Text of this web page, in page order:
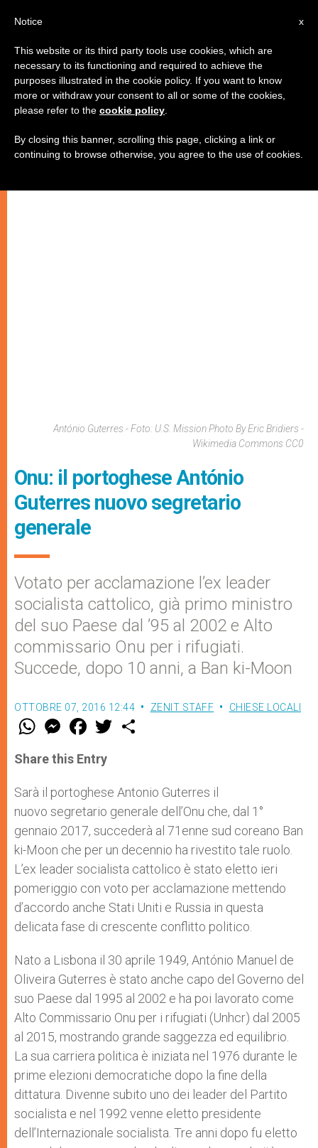
CHIESE LOCALI
António Guterres - Foto: U.S. Mission Photo By Eric Bridiers -
Wikimedia Commons CC0
Onu: il portoghese António
Guterres nuovo segretario
generale
Votato per acclamazione l’ex leader
socialista cattolico, già primo ministro
del suo Paese dal ’95 al 2002 e Alto
commissario Onu per i rifugiati.
Succede, dopo 10 anni, a Ban ki-Moon
OTTOBRE 07, 2016 12:44 ZENIT STAFF CHIESE LOCALI
W
t
s
p
p
M
e
s
e
g
e
r
F
a
e
b
o
k
w
r
Share this Entry
Sarà il portoghese Antonio Guterres il
nuovo segretario generale dell’Onu che, dal 1°
gennaio 2017, succederà al 71enne sud coreano Ban
ki-Moon che per un decennio ha rivestito tale ruolo.
L’ex leader socialista cattolico è stato eletto ieri
pomeriggio con voto per acclamazione mettendo
d’accordo anche Stati Uniti e Russia in questa
delicata fase di crescente conflitto politico.
Nato a Lisbona il 30 aprile 1949, António Manuel de
Oliveira Guterres è stato anche capo del Governo del
suo Paese dal 1995 al 2002 e ha poi lavorato come
Alto Commissario Onu per i rifugiati (Unhcr) dal 2005
al 2015, mostrando grande saggezza ed equilibrio.
La sua carriera politica è iniziata nel 1976 durante le
prime elezioni democratiche dopo la fine della
dittatura. Divenne subito uno dei leader del Partito
socialista e nel 1992 venne eletto presidente
dell’Internazionale socialista. Tre anni dopo fu eletto
x
Notice
This website or its third party tools use cookies, which are
necessary to its functioning and required to achieve the
purposes illustrated in the cookie policy. If you want to know
more or withdraw your consent to all or some of the cookies,
please refer to the cookie policy
By closing this banner, scrolling this page, clicking a link or
continuing to browse otherwise, you agree to the use of cookies.